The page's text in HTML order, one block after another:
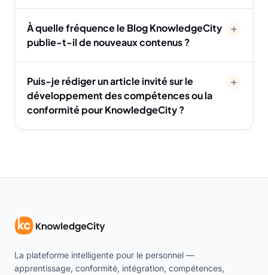
À quelle fréquence le Blog KnowledgeCity
publie-t-il de nouveaux contenus ?
Puis-je rédiger un article invité sur le
développement des compétences ou la
conformité pour KnowledgeCity ?
La plateforme intelligente pour le personnel —
apprentissage, conformité, intégration, compétences,